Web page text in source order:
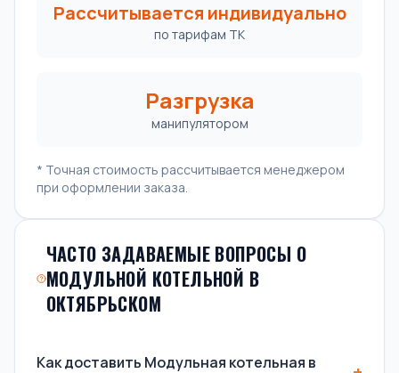
Рассчитывается индивидуально
по тарифам ТК
Разгрузка
манипулятором
* Точная стоимость рассчитывается менеджером
при оформлении заказа.
ЧАСТО ЗАДАВАЕМЫЕ ВОПРОСЫ О
МОДУЛЬНОЙ КОТЕЛЬНОЙ В
ОКТЯБРЬСКОМ
Как доставить Модульная котельная в